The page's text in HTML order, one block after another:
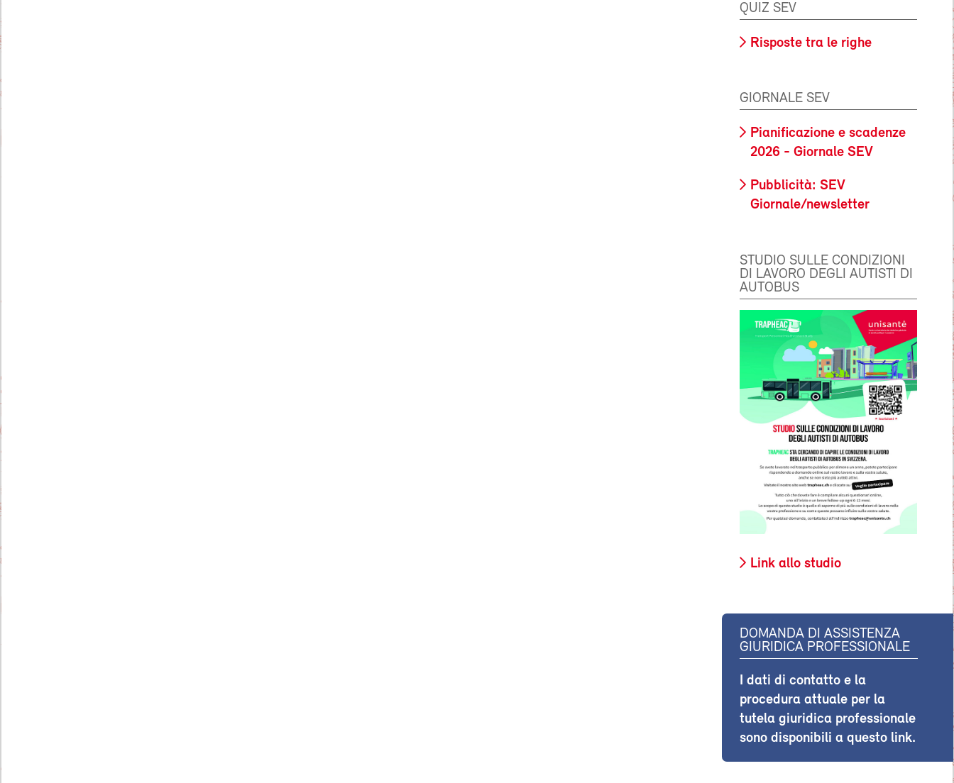
QUIZ SEV
Risposte tra le righe
GIORNALE SEV
Pianificazione e scadenze
2026 - Giornale SEV
Pubblicità: SEV
Giornale/newsletter
STUDIO SULLE CONDIZIONI
DI LAVORO DEGLI AUTISTI DI
AUTOBUS
Link allo studio
DOMANDA DI ASSISTENZA
GIURIDICA PROFESSIONALE
I dati di contatto e la
procedura attuale per la
tutela giuridica professionale
sono disponibili a questo link.